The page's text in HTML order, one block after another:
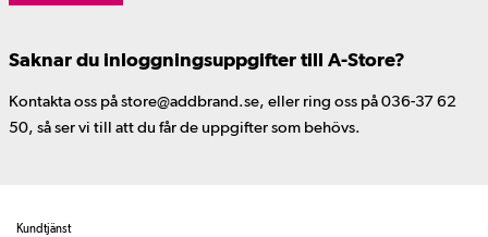
Saknar du inloggningsuppgifter till A-Store?
Kontakta oss på store@addbrand.se, eller ring oss på 036-37 62
50, så ser vi till att du får de uppgifter som behövs.
Kundtjänst